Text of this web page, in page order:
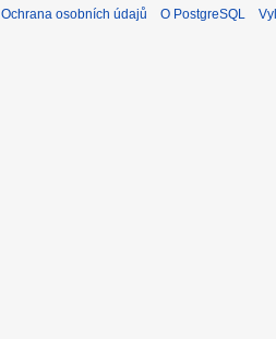
Ochrana osobních údajů O PostgreSQL